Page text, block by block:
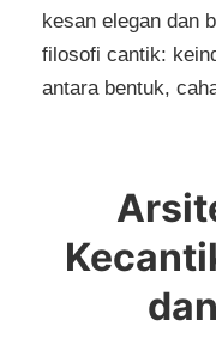
kesan elegan dan
filosofi cantik:
antara bentuk,